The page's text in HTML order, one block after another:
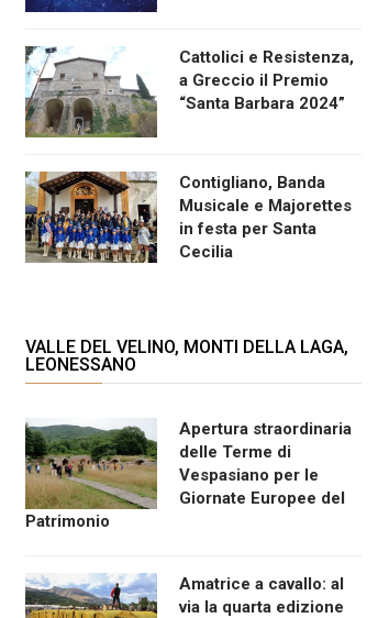
Cattolici e Resistenza,
a Greccio il Premio
“Santa Barbara 2024”
Contigliano, Banda
Musicale e Majorettes
in festa per Santa
Cecilia
VALLE DEL VELINO, MONTI DELLA LAGA,
LEONESSANO
Apertura straordinaria
delle Terme di
Vespasiano per le
Giornate Europee del
Patrimonio
Amatrice a cavallo: al
via la quarta edizione